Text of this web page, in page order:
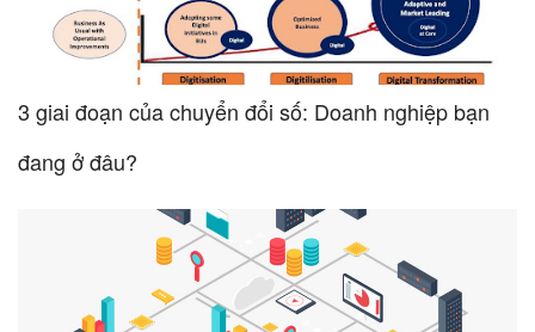
3 giai đoạn của chuyển đổi số: Doanh nghiệp bạn
đang ở đâu?